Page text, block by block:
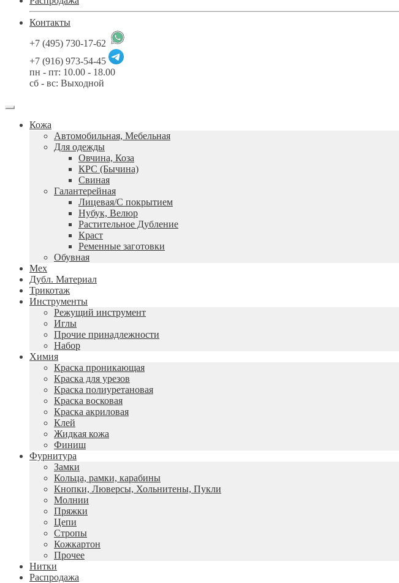
Контакты
+7 (495) 730-17-62
+7 (916) 973-54-45
пн - пт: 10.00 - 18.00
сб - вс: Выходной
Кожа
Автомобильная, Мебельная
Для одежды
Овчина, Коза
КРС (Бычина)
Свиная
Галантерейная
Лицевая/С покрытием
Нубук, Велюр
Растительное Дубление
Краст
Ременные заготовки
Обувная
Мех
Дубл. Материал
Трикотаж
Инструменты
Режущий инструмент
Иглы
Прочие принадлежности
Набор
Химия
Краска проникающая
Краска для урезов
Краска полиуретановая
Краска восковая
Краска акриловая
Клей
Жидкая кожа
Финиш
Фурнитура
Замки
Кольца, рамки, карабины
Кнопки, Люверсы, Хольнитены, Пукли
Молнии
Пряжки
Цепи
Стропы
Кожкартон
Прочее
Нитки
Распродажа